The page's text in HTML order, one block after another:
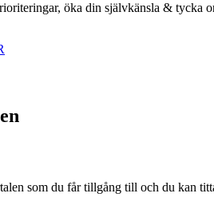
öka din självkänsla & tycka
som du får tillgång till och du kan